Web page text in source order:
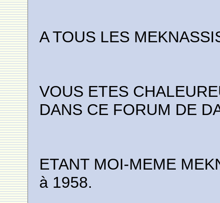
A TOUS LES
VOUS ETES
DANS CE FORUM DE
ETANT MOI-MEME
à 1958.